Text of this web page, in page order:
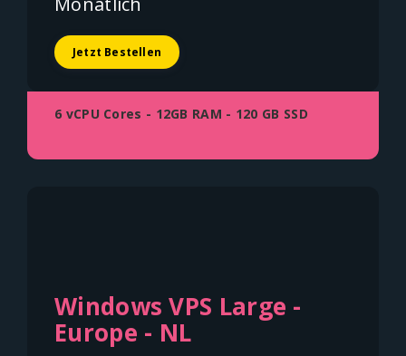
Jetzt Bestellen
6 vCPU Cores - 12GB RAM - 120 GB SSD
Windows VPS Large -
Europe - NL